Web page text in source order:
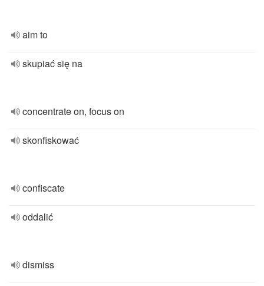
aim to
skupiać się na
concentrate on, focus on
skonfiskować
confiscate
oddalić
dismiss